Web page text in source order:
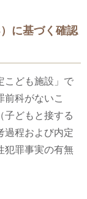
に基づく確認
こども施設」で
前科がないこ
子どもと接する
過程および内定
犯罪事実の有無